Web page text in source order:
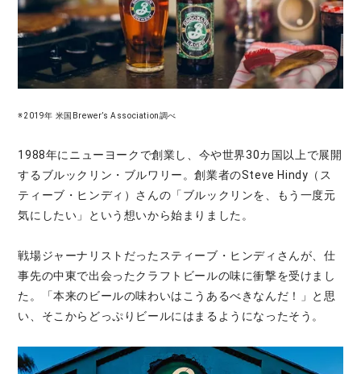
※2019年 米国Brewer’s Association調べ
1988年にニューヨークで創業し、今や世界30カ国以上で展開
するブルックリン・ブルワリー。創業者のSteve Hindy（ス
ティーブ・ヒンディ）さんの「ブルックリンを、もう一度元
気にしたい」という想いから始まりました。
戦場ジャーナリストだったスティーブ・ヒンディさんが、仕
事先の中東で出会ったクラフトビールの味に衝撃を受けまし
た。「本来のビールの味わいはこうあるべきなんだ！」と思
い、そこからどっぷりビールにはまるようになったそう。